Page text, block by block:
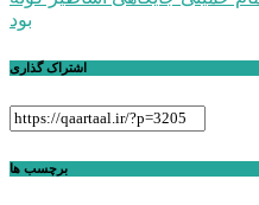
نوشته
بود
اشتراک گذاری
برچسب ها